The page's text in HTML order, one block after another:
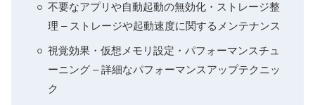
不要なアプリや自動起動の無効化・ストレージ整
理 – ストレージや起動速度に関するメンテナンス
視覚効果・仮想メモリ設定・パフォーマンスチュ
ーニング – 詳細なパフォーマンスアップテクニッ
ク